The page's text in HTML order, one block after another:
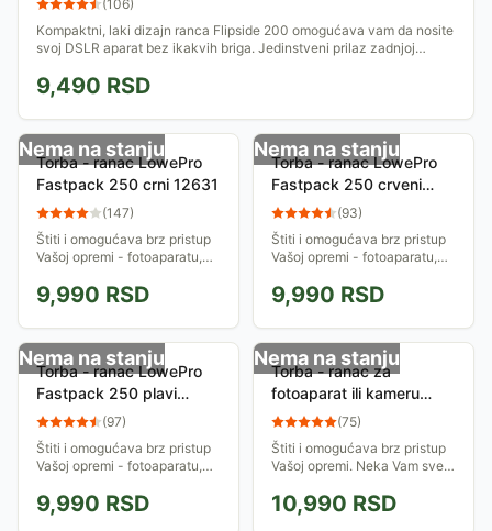
(106)
Kompaktni, laki dizajn ranca Flipside 200 omogućava vam da nosite
svoj DSLR aparat bez ikakvih briga. Jedinstveni prilaz zadnjoj
9,490 RSD
Nema na stanju
Torba - ranac LowePro
Fastpack 250 crni 12631
(147)
Štiti i omogućava brz pristup
Vašoj opremi - fotoaparatu,
laptopu... Neka Vam sve bude
na dohvat ruke, a opet
zaštićeno u...
9,990 RSD
Nema na stanju
Torba - ranac LowePro
Fastpack 250 crveni
12632
(93)
Štiti i omogućava brz pristup
Vašoj opremi - fotoaparatu,
laptopu... Neka Vam sve bude
na dohvat ruke, a opet
zaštićeno u...
9,990 RSD
Nema na stanju
Torba - ranac LowePro
Fastpack 250 plavi
12630
(97)
Štiti i omogućava brz pristup
Vašoj opremi - fotoaparatu,
laptopu... Neka Vam sve bude
na dohvat ruke, a opet
9,990 RSD
Nema na stanju
Torba - ranac za
fotoaparat ili kameru
LowePro Photo
Hatchback 16L AW plavi
(75)
Štiti i omogućava brz pristup
Vašoj opremi. Neka Vam sve
Specijalan kaiš ravnomerno
raspoređuje težinu što
10,990 RSD